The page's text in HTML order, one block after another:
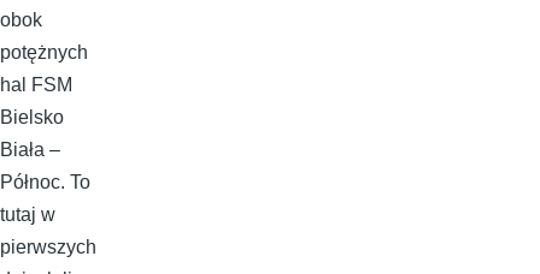
obok
potężnych
hal FSM
Bielsko
Biała –
Północ. To
tutaj w
pierwszych